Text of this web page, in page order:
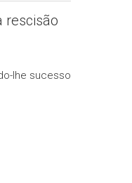
rescisão
lhe sucesso